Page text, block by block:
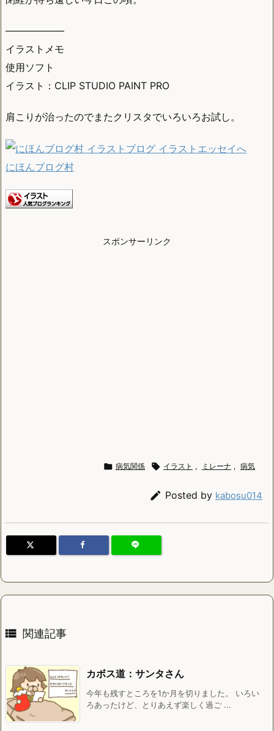
——————
イラストメモ
使用ソフト
イラスト：CLIP STUDIO PAINT PRO
肩こりが治ったのでまたクリスタでいろいろお試し。
にほんブログ村
スポンサーリンク
 病気関係  イラスト , ミレーナ , 病気
 Posted by kabosu014
 関連記事
カボス道：サンタさん
今年も残すところを1か月を切りました。 いろい
ろあったけど、とりあえず楽しく過ご ...